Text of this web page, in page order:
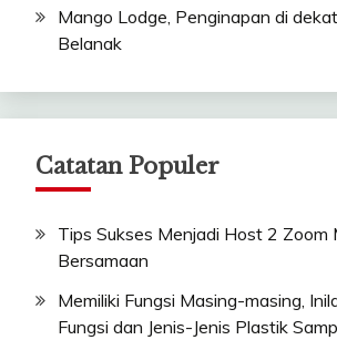
Mango Lodge, Penginapan di
Belanak
Catatan Populer
Tips Sukses Menjadi Host 2 Zoom
Bersamaan
Memiliki Fungsi Masing-masing,
Fungsi dan Jenis-Jenis Plastik